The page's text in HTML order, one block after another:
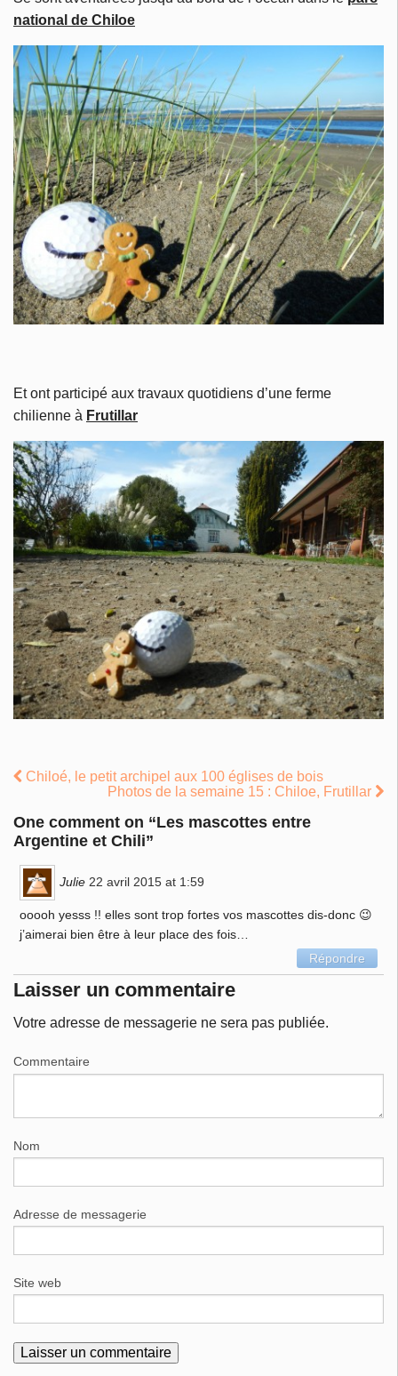
national de Chiloe
Et ont participé aux travaux quotidiens d’une ferme
chilienne à Frutillar
Chiloé, le petit archipel aux 100 églises de bois
Photos de la semaine 15 : Chiloe, Frutillar
One comment on “Les mascottes entre
Argentine et Chili”
Julie 22 avril 2015 at 1:59
ooooh yesss !! elles sont trop fortes vos mascottes dis-donc 😉
j’aimerai bien être à leur place des fois…
Répondre
Laisser un commentaire
Votre adresse de messagerie ne sera pas publiée.
Commentaire
Nom
Adresse de messagerie
Site web